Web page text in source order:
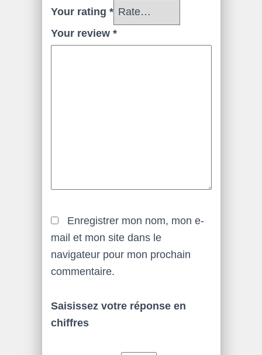
Your rating *
Your review *
Enregistrer mon nom, mon e-
mail et mon site dans le
navigateur pour mon prochain
commentaire.
Saisissez votre réponse en
chiffres